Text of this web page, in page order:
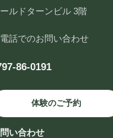
ルドターンビル 3階
話でのお問い合わせ
86-0191
体験のご予約
い合わせ